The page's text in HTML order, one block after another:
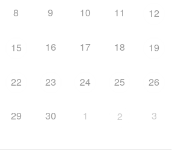
8 9 10 11 12
15 16 17 18 19
22 23 24 25 26
29 30 1 2 3